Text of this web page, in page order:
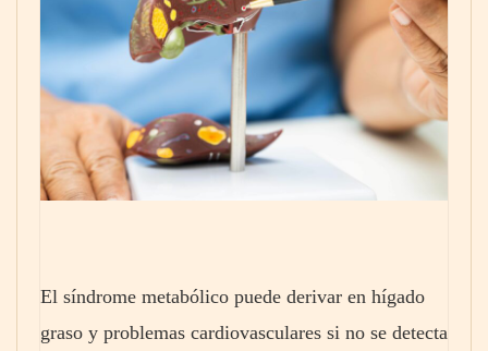
El síndrome metabólico puede derivar en hígado
graso y problemas cardiovasculares si no se detecta